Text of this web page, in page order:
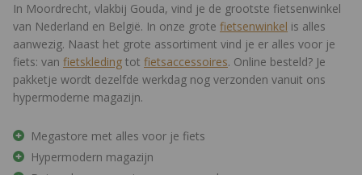
In Moordrecht, vlakbij Gouda, vind je de grootste fietsenwinkel
van Nederland en België. In onze grote fietsenwinkel is alles
aanwezig. Naast het grote assortiment vind je er alles voor je
fiets: van fietskleding tot fietsaccessoires. Online besteld? Je
pakketje wordt dezelfde werkdag nog verzonden vanuit ons
hypermoderne magazijn.
Megastore met alles voor je fiets
Hypermodern magazijn